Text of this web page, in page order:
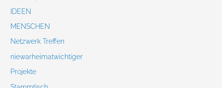
IDEEN
MENSCHEN
Netzwerk Treffen
niewarheimatwichtiger
Projekte